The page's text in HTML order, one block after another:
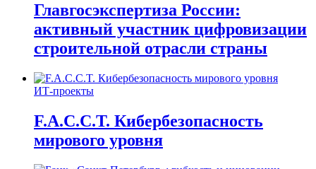
Главгосэкспертиза России:
активный участник цифровизации
строительной отрасли страны
ИТ-проекты
F.A.C.C.T. Кибербезопасность
мирового уровня